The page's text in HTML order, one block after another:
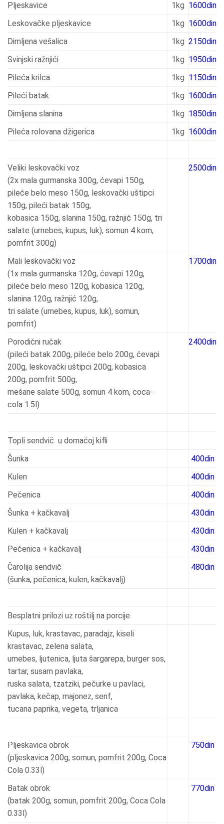
Pljeskavice
1kg 1600din
Leskovačke pljeskavice
1kg 1600din
Dimljena vešalica
1kg 2150din
Svinjski ražnjići
1kg 1950din
Pileća krilca
1kg 1150din
Pileći batak
1kg 1600din
Dimljena slanina
1kg 1850din
Pileća rolovana džigerica
1kg 1600din
Veliki leskovački voz
(2x mala gurmanska 300g, ćevapi 150g,
pileće belo meso 150g, leskovački uštipci
150g, pileći batak 150g,
kobasica 150g, slanina 150g, ražnjić 150g, tri
salate (urnebes, kupus, luk), somun 4 kom,
pomfrit 300g)
2500din
Mali leskovački voz
(1x mala gurmanska 120g, ćevapi 120g,
pileće belo meso 120g, kobasica 120g,
slanina 120g, ražnjić 120g,
tri salate (urnebes, kupus, luk), somun,
pomfrit)
1700din
Porodični ručak
(pileći batak 200g, pileće belo 200g, ćevapi
200g, leskovački uštipci 200g, kobasica
200g, pomfrit 500g,
mešane salate 500g, somun 4 kom, coca-
cola 1.5l)
2400din
Topli sendvič u domaćoj kifli
Šunka
400din
Kulen
400din
Pečenica
400din
Šunka + kačkavalj
430din
Kulen + kačkavalj
430din
Pečenica + kačkavalj
430din
Čarolija sendvič
(šunka, pečenica, kulen, kačkavalj)
480din
Besplatni prilozi uz roštilj na porcije
Kupus, luk, krastavac, paradajz, kiseli
krastavac, zelena salata,
urnebes, ljutenica, ljuta šargarepa, burger sos,
tartar, susam pavlaka,
ruska salata, tzatziki, pečurke u pavlaci,
pavlaka, kečap, majonez, senf,
tucana paprika, vegeta, trljanica
Pljeskavica obrok
(pljeskavica 200g, somun, pomfrit 200g, Coca
Cola 0.33l)
750din
Batak obrok
(batak 200g, somun, pomfrit 200g, Coca Cola
0.33l)
770din